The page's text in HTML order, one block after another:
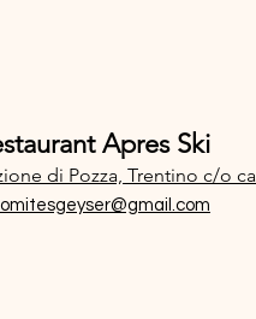
Apres Ski
di Pozza, Trentino c/o